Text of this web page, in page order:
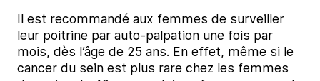
Il est recommandé aux femmes de surveiller
leur poitrine par auto-palpation une fois par
mois, dès l’âge de 25 ans. En effet, même si le
cancer du sein est plus rare chez les femmes